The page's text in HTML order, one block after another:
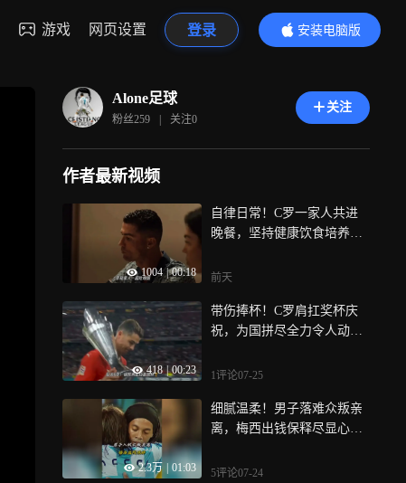
游戏 网页设置 登录
安装电脑版
内容更精彩
Alone足球
粉丝259 | 关注0
关注
作者最新视频
1004 00:18
自律日常！C罗一家人共进
晚餐，坚持健康饮食培养好
前天
418 | 00:23
带伤捧杯！C罗肩扛奖杯庆
祝，为国拼尽全力令人动容
1评论07-25
2.3万 01:03
细腻温柔！男子落难众叛亲
离，梅西出钱保释尽显心底
5评论07-24